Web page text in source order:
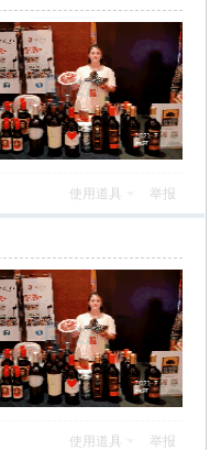
使用道具 举报
使用道具 举报